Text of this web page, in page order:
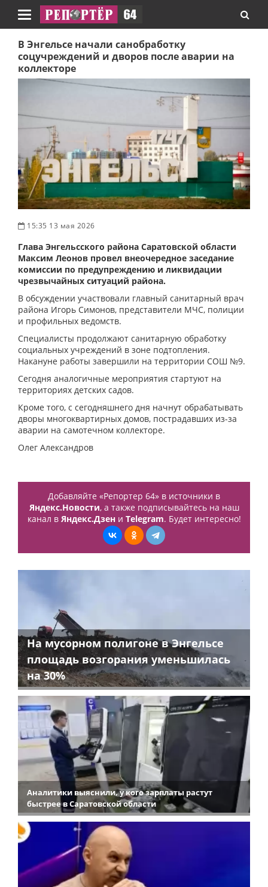
Навигация
В Энгельсе начали санобработку
соцучреждений и дворов после аварии на
коллекторе
15:35 13 мая 2026
Глава Энгельсского района Саратовской области
Максим Леонов провел внеочередное заседание
комиссии по предупреждению и ликвидации
чрезвычайных ситуаций района.
В обсуждении участвовали главный санитарный врач
района Игорь Симонов, представители МЧС, полиции
и профильных ведомств.
Специалисты продолжают санитарную обработку
социальных учреждений в зоне подтопления.
Накануне работы завершили на территории СОШ №9.
Сегодня аналогичные мероприятия стартуют на
территориях детских садов.
Кроме того, с сегодняшнего дня начнут обрабатывать
дворы многоквартирных домов, пострадавших из-за
аварии на самотечном коллекторе.
Олег Александров
Добавляйте «Репортер 64» в источники в
Яндекс.Новости, а также подписывайтесь на наш
канал в Яндекс.Дзени Telegram. Будет интересно!
На мусорном полигоне в Энгельсе
площадь возгорания уменьшилась
на 30%
Аналитики выяснили, у кого зарплаты растут
быстрее в Саратовской области